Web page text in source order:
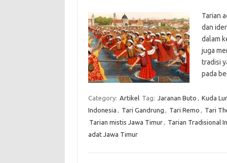
Tarian
dan
dalam
juga
tradisi
pada
Category: Artikel Tag: Jaranan Buto , Kuda
Indonesia , Tari Gandrung , Tari Remo , Tari
Tarian mistis Jawa Timur, Tarian Tradisional
adat Jawa Timur